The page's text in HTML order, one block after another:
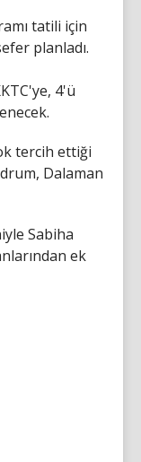
tatili için
planladı.
4'ü
tercih ettiği
Dalaman
Sabiha
ek